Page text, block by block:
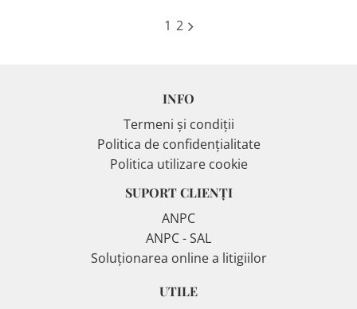
1 2
INFO
Termeni și condiții
Politica de confidențialitate
Politica utilizare cookie
SUPORT CLIENȚI
ANPC
ANPC - SAL
Soluționarea online a litigiilor
UTILE